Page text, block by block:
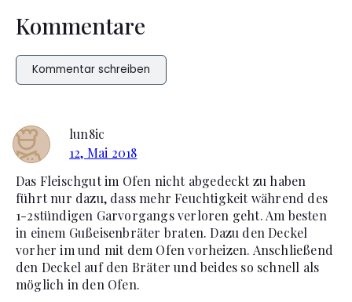
Kommentare
Kommentar schreiben
lun8ic
12, Mai 2018
Das Fleischgut im Ofen nicht abgedeckt zu haben
führt nur dazu, dass mehr Feuchtigkeit während des
1-2stündigen Garvorgangs verloren geht. Am besten
in einem Gußeisenbräter braten. Dazu den Deckel
vorher im und mit dem Ofen vorheizen. Anschließend
den Deckel auf den Bräter und beides so schnell als
möglich in den Ofen.